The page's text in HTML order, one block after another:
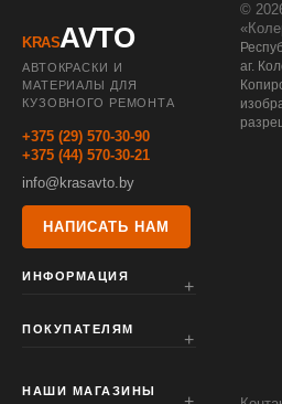
KRASAVTO
АВТОКРАСКИ И
МАТЕРИАЛЫ ДЛЯ
КУЗОВНОГО РЕМОНТА
+375 (29) 570-30-90
+375 (44) 570-30-21
info@krasavto.by
НАПИСАТЬ НАМ
ИНФОРМАЦИЯ
ПОКУПАТЕЛЯМ
НАШИ МАГАЗИНЫ
©
аг.